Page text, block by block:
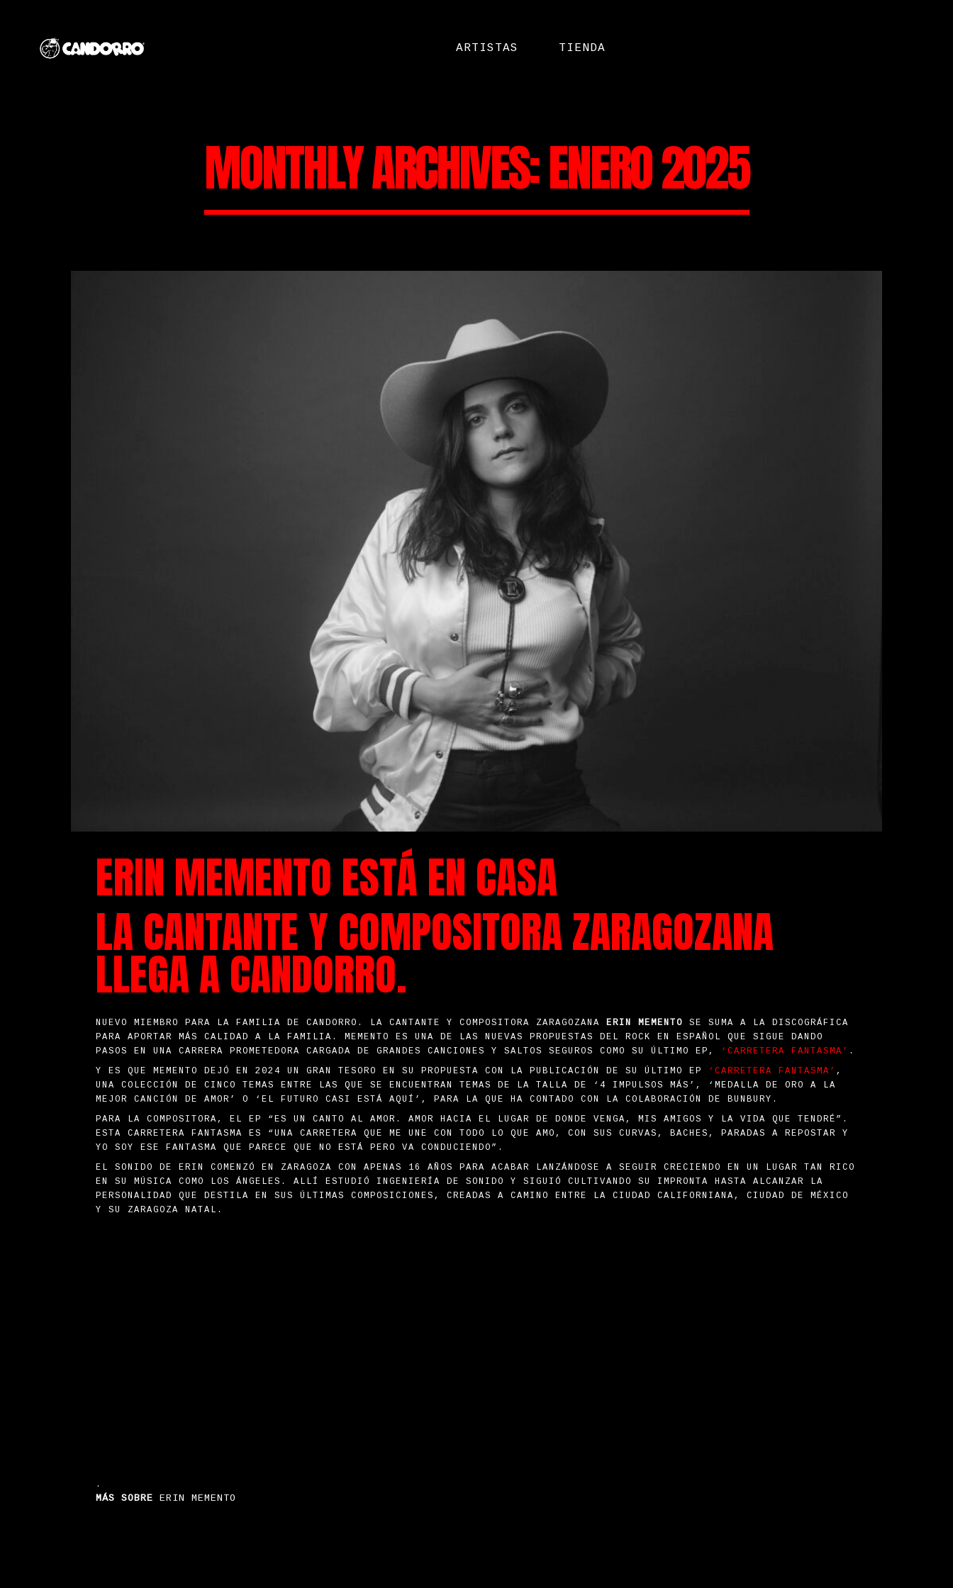
ARTISTAS TIENDA
MONTHLY ARCHIVES: ENERO 2025
ERIN MEMENTO ESTÁ EN CASA
LA CANTANTE Y COMPOSITORA ZARAGOZANA
LLEGA A CANDORRO.
NUEVO MIEMBRO PARA LA FAMILIA DE CANDORRO. LA CANTANTE Y COMPOSITORA ZARAGOZANA ERIN MEMENTO SE SUMA A LA DISCOGRÁFICA
PARA APORTAR MÁS CALIDAD A LA FAMILIA. MEMENTO ES UNA DE LAS NUEVAS PROPUESTAS DEL ROCK EN ESPAÑOL QUE SIGUE DANDO
PASOS EN UNA CARRERA PROMETEDORA CARGADA DE GRANDES CANCIONES Y SALTOS SEGUROS COMO SU ÚLTIMO EP,
‘CARRETERA FANTASMA’ .
Y ES QUE MEMENTO DEJÓ EN 2024 UN GRAN TESORO EN SU PROPUESTA CON LA PUBLICACIÓN DE SU ÚLTIMO EP ‘CARRETERA FANTASMA’ ,
UNA COLECCIÓN DE CINCO TEMAS ENTRE LAS QUE SE ENCUENTRAN TEMAS DE LA TALLA DE ‘4 IMPULSOS MÁS’, ‘MEDALLA DE ORO A LA
MEJOR CANCIÓN DE AMOR’ O ‘EL FUTURO CASI ESTÁ AQUÍ’, PARA LA QUE HA CONTADO CON LA COLABORACIÓN DE BUNBURY.
PARA LA COMPOSITORA, EL EP “ES UN CANTO AL AMOR. AMOR HACIA EL LUGAR DE DONDE VENGA, MIS AMIGOS Y LA VIDA QUE TENDRÉ”.
ESTA CARRETERA FANTASMA ES “UNA CARRETERA QUE ME UNE CON TODO LO QUE AMO, CON SUS CURVAS, BACHES, PARADAS A REPOSTAR Y
YO SOY ESE FANTASMA QUE PARECE QUE NO ESTÁ PERO VA CONDUCIENDO”.
EL SONIDO DE ERIN COMENZÓ EN ZARAGOZA CON APENAS 16 AÑOS PARA ACABAR LANZÁNDOSE A SEGUIR CRECIENDO EN UN LUGAR TAN RICO
EN SU MÚSICA COMO LOS ÁNGELES. ALLÍ ESTUDIÓ INGENIERÍA DE SONIDO Y SIGUIÓ CULTIVANDO SU IMPRONTA HASTA ALCANZAR LA
PERSONALIDAD QUE DESTILA EN SUS ÚLTIMAS COMPOSICIONES, CREADAS A CAMINO ENTRE LA CIUDAD CALIFORNIANA, CIUDAD DE MÉXICO
Y SU ZARAGOZA NATAL.
.
MÁS SOBRE ERIN MEMENTO